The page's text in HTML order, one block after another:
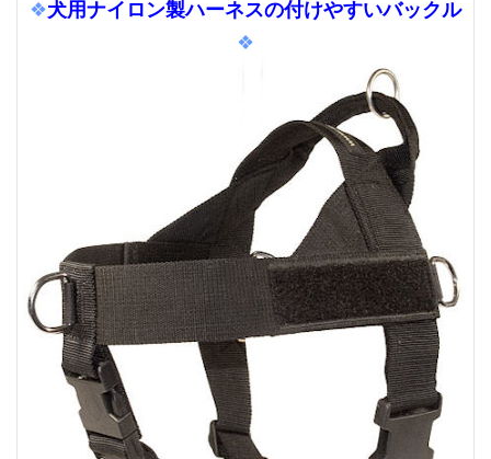
❖犬用ナイロン製ハーネスの付けやすいバックル
❖